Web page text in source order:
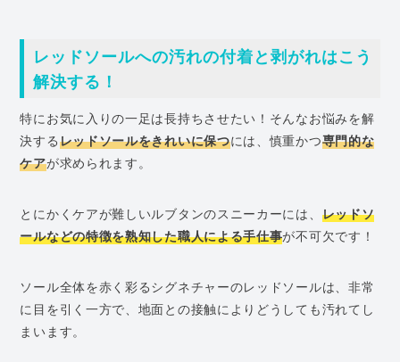
レッドソールへの汚れの付着と剥がれはこう
解決する！
特にお気に入りの一足は長持ちさせたい！そんなお悩みを解
決するレッドソールをきれいに保つには、慎重かつ専門的な
ケアが求められます。
とにかくケアが難しいルブタンのスニーカーには、 レッドソ
ールなどの特徴を熟知した職人による手仕事が不可欠です！
ソール全体を赤く彩るシグネチャーのレッドソールは、非常
に目を引く一方で、地面との接触によりどうしても汚れてし
まいます。